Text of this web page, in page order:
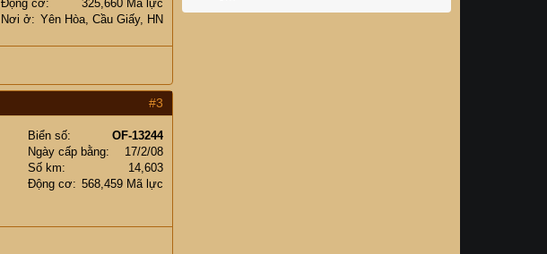
Động cơ
325,660 Mã lực
Nơi ở
Yên Hòa, Cầu Giấy, HN
#3
Biển số
OF-13244
Ngày cấp bằng
17/2/08
Số km
14,603
Động cơ
568,459 Mã lực